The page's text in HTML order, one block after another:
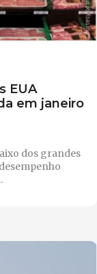
EUA
em janeiro
dos grandes